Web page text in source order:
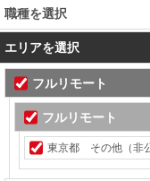
職種を選択
エリアを選択
フルリモート
フルリモート
東京都 その他（非